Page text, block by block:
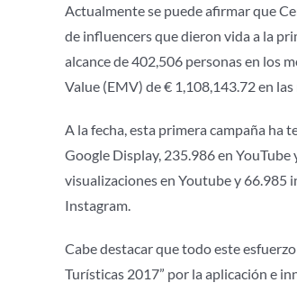
Actualmente se puede afirmar que
de influencers que dieron vida a la
alcance de 402,506 personas en los
Value (EMV) de € 1,108,143.72 en las
A la fecha, esta primera campaña ha
Google Display, 235.986 en
visualizaciones en Youtube y 66.985
Instagram.
Cabe destacar que todo este
Turísticas 2017” por la aplicación e